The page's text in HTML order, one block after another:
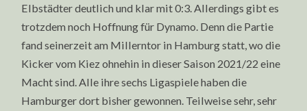
Elbstädter deutlich und klar mit 0:3. Allerdings gibt es
trotzdem noch Hoffnung für Dynamo. Denn die Partie
fand seinerzeit am Millerntor in Hamburg statt, wo die
Kicker vom Kiez ohnehin in dieser Saison 2021/22 eine
Macht sind. Alle ihre sechs Ligaspiele haben die
Hamburger dort bisher gewonnen. Teilweise sehr, sehr